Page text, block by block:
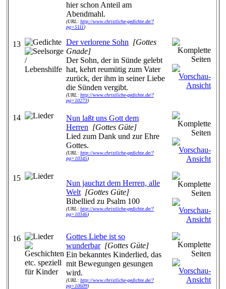
hier schon Anteil am
Abendmahl.
(URL: http://www.christliche-gedichte.de/?
pg=5111)
13 Der verlorene Sohn [Gottes
Gnade]
Der Sohn, der in Sünde gelebt
hat, kehrt reumütig zum Vater
zurück, der ihm in seiner Liebe
die Sünden vergibt.
(URL: http://www.christliche-gedichte.de/?
pg=10273)
14
Nun laßt uns Gott dem
Herren [Gottes Güte]
Lied zum Dank und zur Ehre
Gottes.
(URL: http://www.christliche-gedichte.de/?
pg=10345)
15
Nun jauchzt dem Herren, alle
Welt [Gottes Güte]
Bibellied zu Psalm 100
(URL: http://www.christliche-gedichte.de/?
pg=10346)
16
Gottes Liebe ist so
wunderbar [Gottes Güte]
Ein bekanntes Kinderlied, das
mit Bewegungen gesungen
wird.
(URL: http://www.christliche-gedichte.de/?
pg=10609)